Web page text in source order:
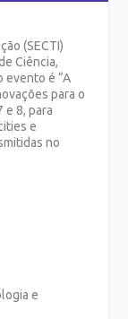
(SECTI)
Ciência,
evento é “A
para o
e 8, para
e
no
e